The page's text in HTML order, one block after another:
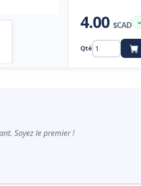
4.00$CAD
Qté
Soyez le premier !